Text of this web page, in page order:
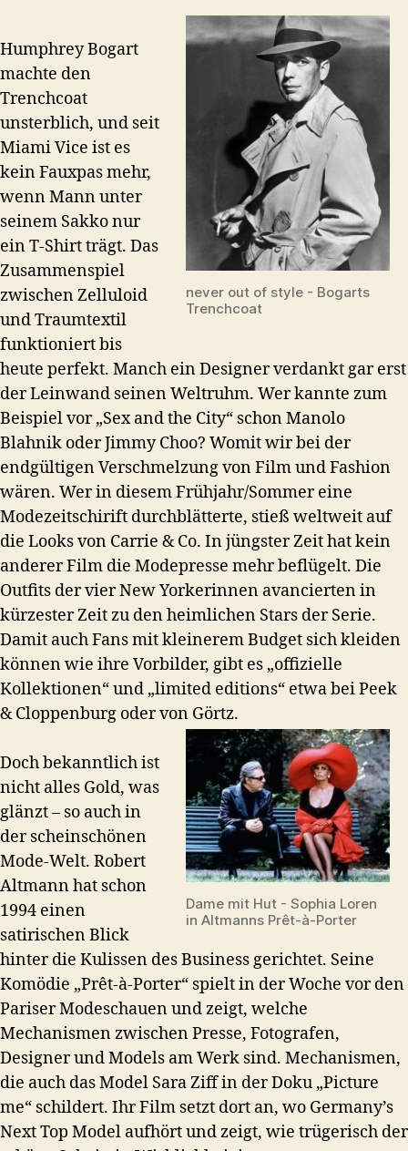
never out of style - Bogarts
Trenchcoat
Humphrey Bogart
machte den
Trenchcoat
unsterblich, und seit
Miami Vice ist es
kein Fauxpas mehr,
wenn Mann unter
seinem Sakko nur
ein T-Shirt trägt. Das
Zusammenspiel
zwischen Zelluloid
und Traumtextil
funktioniert bis
heute perfekt. Manch ein Designer verdankt gar erst
der Leinwand seinen Weltruhm. Wer kannte zum
Beispiel vor „Sex and the City“ schon Manolo
Blahnik oder Jimmy Choo? Womit wir bei der
endgültigen Verschmelzung von Film und Fashion
wären. Wer in diesem Frühjahr/Sommer eine
Modezeitschirift durchblätterte, stieß weltweit auf
die Looks von Carrie & Co. In jüngster Zeit hat kein
anderer Film die Modepresse mehr beflügelt. Die
Outfits der vier New Yorkerinnen avancierten in
kürzester Zeit zu den heimlichen Stars der Serie.
Damit auch Fans mit kleinerem Budget sich kleiden
können wie ihre Vorbilder, gibt es „offizielle
Kollektionen“ und „limited editions“ etwa bei Peek
& Cloppenburg oder von Görtz.
Dame mit Hut - Sophia Loren
in Altmanns Prêt-à-Porter
Doch bekanntlich ist
nicht alles Gold, was
glänzt – so auch in
der scheinschönen
Mode-Welt. Robert
Altmann hat schon
1994 einen
satirischen Blick
hinter die Kulissen des Business gerichtet. Seine
Komödie „Prêt-à-Porter“ spielt in der Woche vor den
Pariser Modeschauen und zeigt, welche
Mechanismen zwischen Presse, Fotografen,
Designer und Models am Werk sind. Mechanismen,
die auch das Model Sara Ziff in der Doku „Picture
me“ schildert. Ihr Film setzt dort an, wo Germany’s
Next Top Model aufhört und zeigt, wie trügerisch der